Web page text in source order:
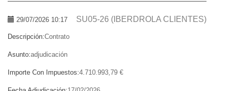
29/07/2026 10:17 SU05-26 (IBERDROLA CLIENTES)
Descripción:Contrato
Asunto:adjudicación
Importe Con Impuestos:4.710.993,79 €